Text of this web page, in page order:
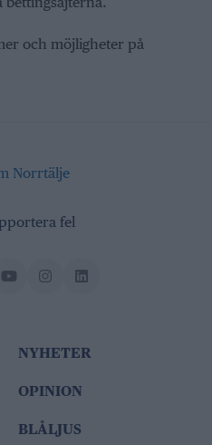
och möjligheter på
fel
NYHETER
OPINION
BLÅLJUS